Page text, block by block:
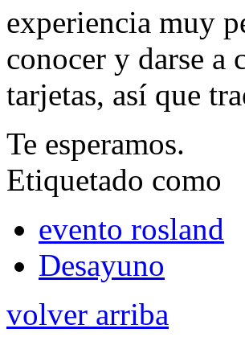
experiencia muy
conocer y darse
tarjetas, así que
Te esperamos.
Etiquetado como
evento rosland
Desayuno
volver arriba